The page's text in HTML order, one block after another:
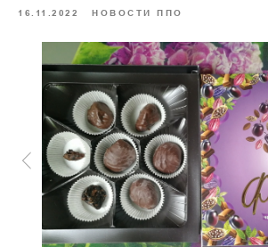
16.11.2022 НОВОСТИ ППО